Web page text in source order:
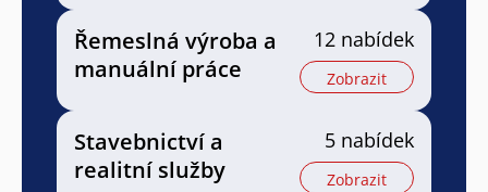
Řemeslná výroba a
manuální práce
12 nabídek
Zobrazit
Stavebnictví a
realitní služby
5 nabídek
Zobrazit